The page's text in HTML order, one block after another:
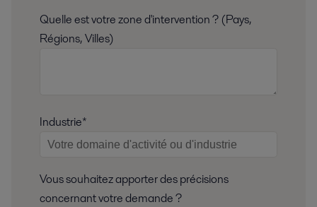
Quelle est votre zone d'intervention ? (Pays,
Régions, Villes)
Industrie*
Vous souhaitez apporter des précisions
concernant votre demande ?